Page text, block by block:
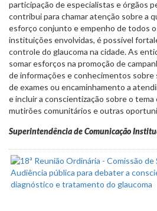
participação de especialistas e órgãos
contribui para chamar atenção sobre a
esforço conjunto e empenho de todos
instituições envolvidas, é possível
controle do glaucoma na cidade. As
somar esforços na promoção de
de informações e conhecimentos sobre
de exames ou encaminhamento a
e incluir a conscientização sobre o tema
mutirões comunitários e outras
Superintendência de Comunicação